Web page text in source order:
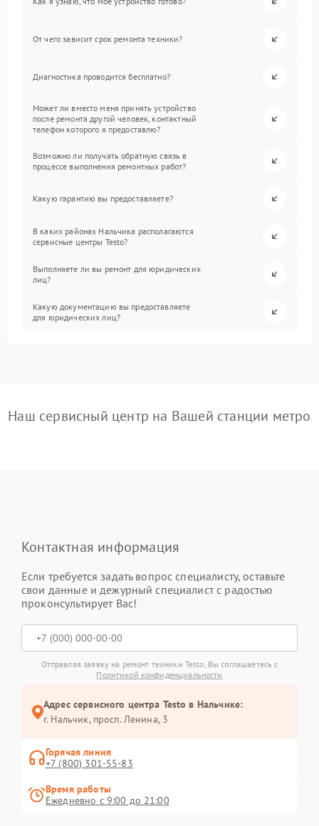
От чего зависит срок ремонта техники?
Диагностика проводится бесплатно?
Может ли вместо меня принять устройство
после ремонта другой человек, контактный
телефон которого я предоставлю?
Возможно ли получать обратную связь в
процессе выполнения ремонтных работ?
Какую гарантию вы предоставляете?
В каких районах Нальчика располагаются
сервисные центры Testo?
Выполняете ли вы ремонт для юридических
лиц?
Какую документацию вы предоставляете
для юридических лиц?
Наш сервисный центр на Вашей станции метро
Контактная информация
Если требуется задать вопрос специалисту, оставьте
свои данные и дежурный специалист с радостью
проконсультирует Вас!
Отправляя заявку на ремонт техники Testo, Вы соглашаетесь с
Политикой конфиденциальности
Адрес сервисного центра Testo в Нальчике:
г. Нальчик, просп. Ленина, 3
Горячая линия
+7 (800) 301-55-83
Время работы
Ежедневно с 9:00 до 21:00